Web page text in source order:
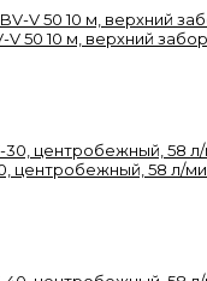
50 10 м, верхний
центробежный, 58 л/